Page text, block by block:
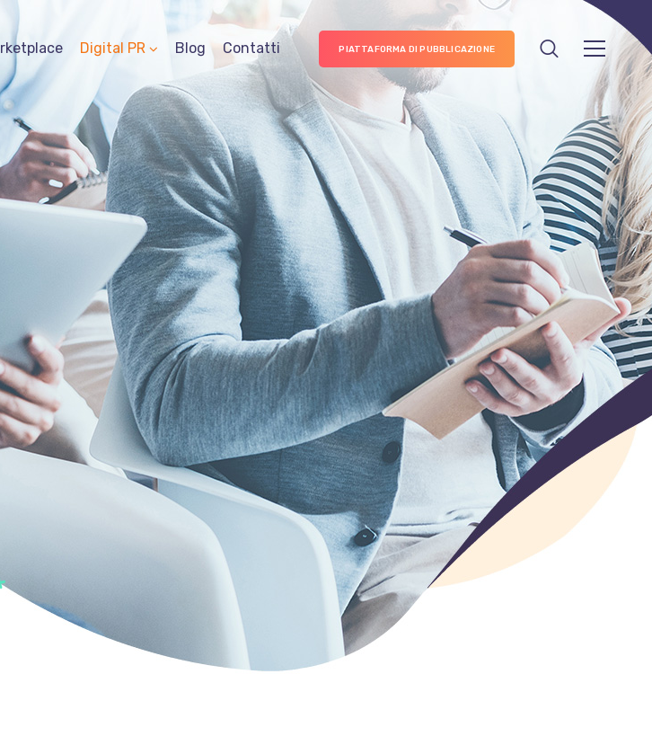
Digital PR Blog Contatti PIATTAFORMA DI PUBBLICAZIONE